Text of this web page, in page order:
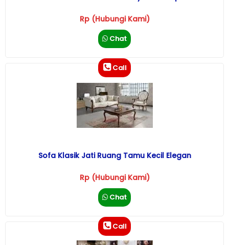
Rp (Hubungi Kami)
Chat
Call
Sofa Klasik Jati Ruang Tamu Kecil Elegan
Rp (Hubungi Kami)
Chat
Call